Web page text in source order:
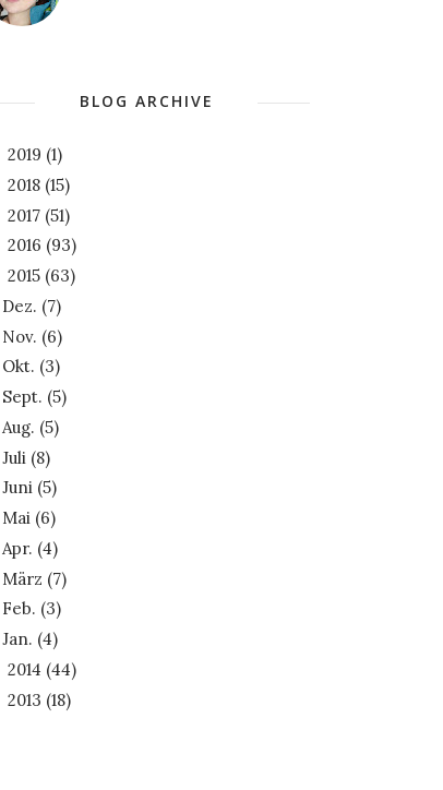
BLOG ARCHIVE
2019 (1)
2018 (15)
2017 (51)
2016 (93)
2015 (63)
Dez. (7)
Nov. (6)
Okt. (3)
Sept. (5)
Aug. (5)
Juli (8)
Juni (5)
Mai (6)
Apr. (4)
März (7)
Feb. (3)
Jan. (4)
2014 (44)
2013 (18)